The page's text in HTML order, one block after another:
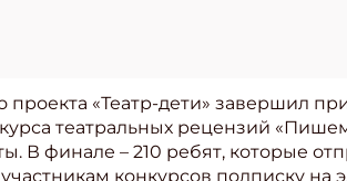
«Театр-дети» завершил
театральных рецензий
В финале – 210 ребят, которые
конкурсов подписку на